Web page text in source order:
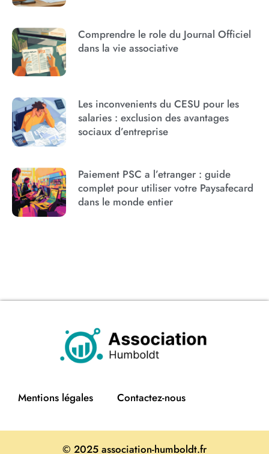
Comprendre le role du Journal Officiel
dans la vie associative
Les inconvenients du CESU pour les
salaries : exclusion des avantages
sociaux d’entreprise
Paiement PSC a l’etranger : guide
complet pour utiliser votre Paysafecard
dans le monde entier
Mentions légales Contactez-nous
© 2025 association-humboldt.fr